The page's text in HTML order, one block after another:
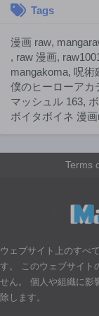
Tags
漫画 raw,
, raw 漫画,
mangakoma, 呪術
僕のヒーローアカ
マッシュル 163,
ボイタボイネ 漫
Terms
ウェブサイト上のすべ
す。 このウェブサイト
せん。 個人や組織に影
除します。